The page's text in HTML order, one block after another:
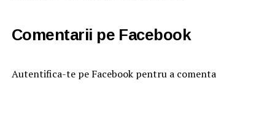
Comentarii pe Facebook
Autentifica-te pe Facebook pentru a comenta